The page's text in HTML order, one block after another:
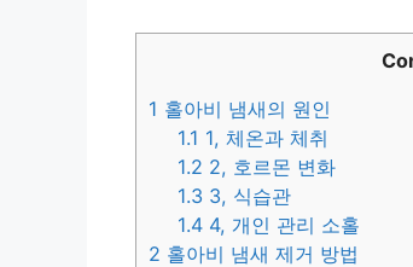
1 홀아비 냄새의 원인
1.1 1, 체온과 체취
1.2 2, 호르몬 변화
1.3 3, 식습관
1.4 4, 개인 관리 소홀
2 홀아비 냄새 제거 방법